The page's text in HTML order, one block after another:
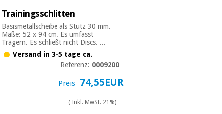
Trainingsschlitten
Basismetallscheibe als Stütz 30 mm.
Maße: 52 x 94 cm. Es umfasst
Trägern. Es schließt nicht Discs. ...
Versand in 3-5 tage ca.
Referenz: 0009200
Preis 74,55EUR
( Inkl. MwSt. 21%)